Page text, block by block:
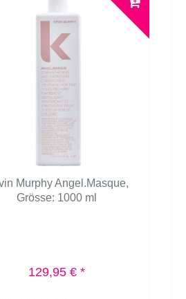
Murphy Angel.Masque,
Grösse: 1000 ml
129,95 € *